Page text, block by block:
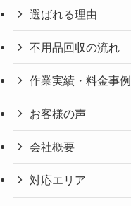
選ばれる理由
不用品回収の流れ
作業実績・料金事例
お客様の声
会社概要
対応エリア